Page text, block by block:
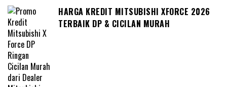
HARGA KREDIT MITSUBISHI XFORCE 2026
TERBAIK DP & CICILAN MURAH